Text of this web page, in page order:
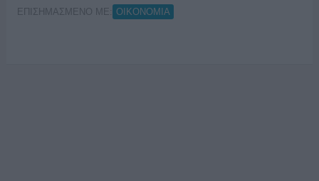
ΕΠΙΣΗΜΑΣΜΕΝΟ ΜΕ: ΟΙΚΟΝΟΜΙΑ